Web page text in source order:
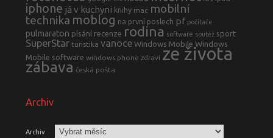
iphone já v kuchyni knihy mac mobilní
technika moblog na první poslech pf počítače
pulmaraton písání recenze rodina software soutěž sport
SuperStar turistika vanoce Windows Mobile Windows
Mobile software windows phone zdraví ze života
zábava česká pošta
Archiv
Archiv